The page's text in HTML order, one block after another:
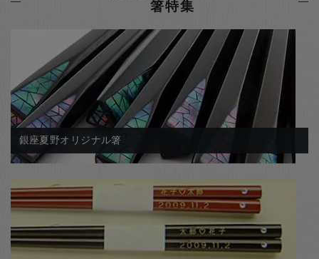
箸特集
銀座夏野オリジナル箸